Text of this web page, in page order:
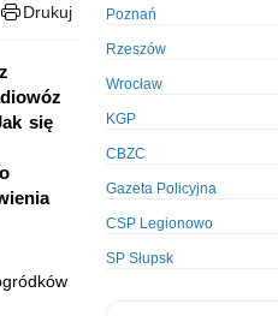
Drukuj
się
Poznań
Rzeszów
Wrocław
KGP
CBZC
Gazeta Policyjna
CSP Legionowo
SP Słupsk